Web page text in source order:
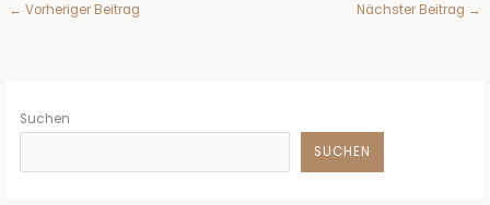
← Vorheriger Beitrag Nächster Beitrag →
Suchen
SUCHEN